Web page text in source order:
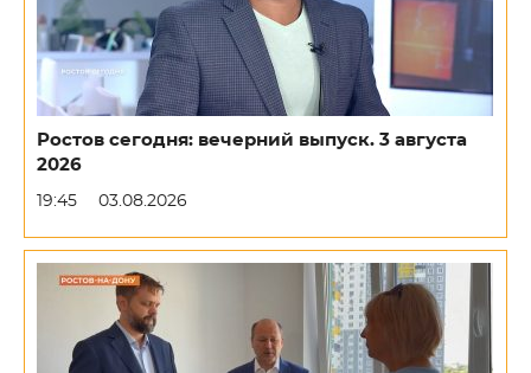
Ростов сегодня: вечерний выпуск. 3 августа
2026
19:45 03.08.2026